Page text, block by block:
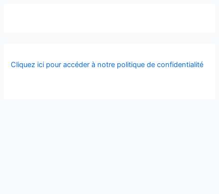
Cliquez ici pour accéder à notre politique de confidentialité